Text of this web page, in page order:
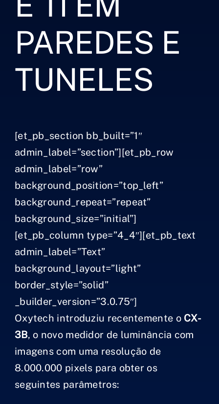
PAREDES E
TUNELES
[et_pb_section bb_built=”1″
admin_label=”section”][et_pb_row
admin_label=”row”
background_position=”top_left”
background_repeat=”repeat”
background_size=”initial”]
[et_pb_column type=”4_4″][et_pb_text
admin_label=”Text”
background_layout=”light”
border_style=”solid”
_builder_version=”3.0.75″]
Oxytech introduziu recentemente o CX-
3B, o novo medidor de luminância com
imagens com uma resolução de
8.000.000 pixels para obter os
seguintes parâmetros: